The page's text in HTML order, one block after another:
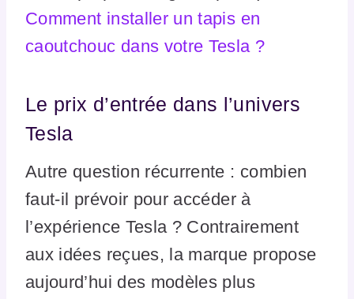
Comment installer un tapis en
caoutchouc dans votre Tesla ?
Le prix d’entrée dans l’univers
Tesla
Autre question récurrente : combien
faut-il prévoir pour accéder à
l’expérience Tesla ? Contrairement
aux idées reçues, la marque propose
aujourd’hui des modèles plus